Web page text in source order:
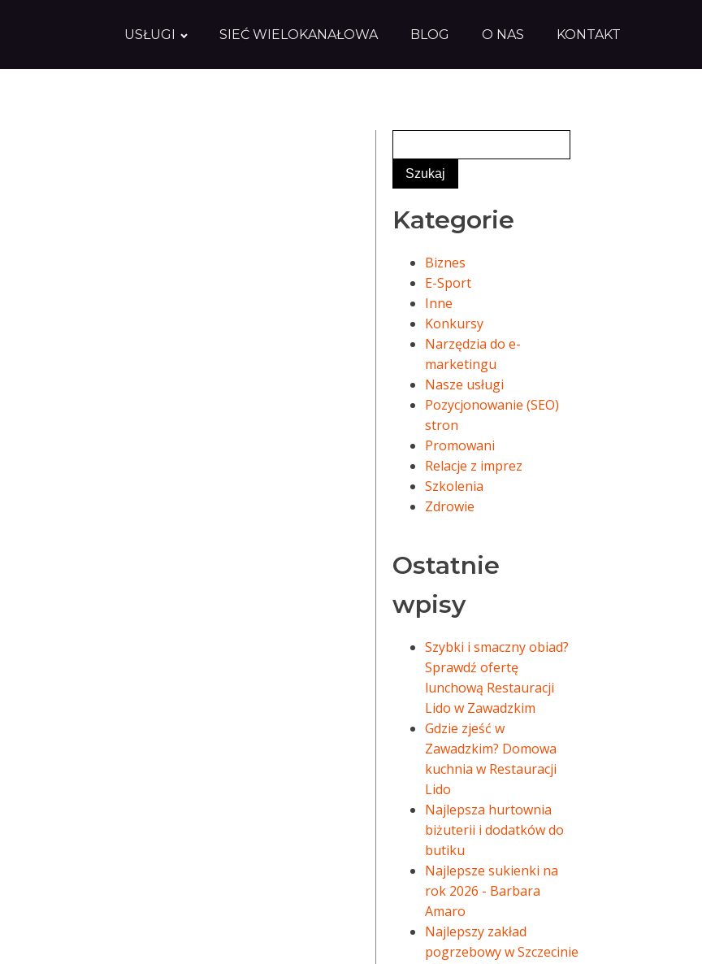
USŁUGI SIEĆ WIELOKANAŁOWA BLOG O NAS KONTAKT
Kategorie
Biznes
E-Sport
Inne
Konkursy
Narzędzia do e-
marketingu
Nasze usługi
Pozycjonowanie (SEO)
stron
Promowani
Relacje z imprez
Szkolenia
Zdrowie
Ostatnie
wpisy
Szybki i smaczny obiad?
Sprawdź ofertę
lunchową Restauracji
Lido w Zawadzkim
Gdzie zjeść w
Zawadzkim? Domowa
kuchnia w Restauracji
Lido
Najlepsza hurtownia
biżuterii i dodatków do
butiku
Najlepsze sukienki na
rok 2026 - Barbara
Amaro
Najlepszy zakład
pogrzebowy w Szczecinie